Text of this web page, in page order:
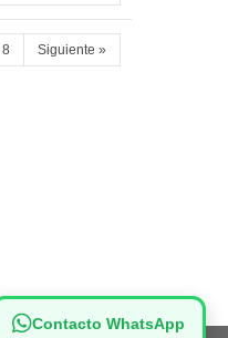
8 Siguiente »
Contacto WhatsApp